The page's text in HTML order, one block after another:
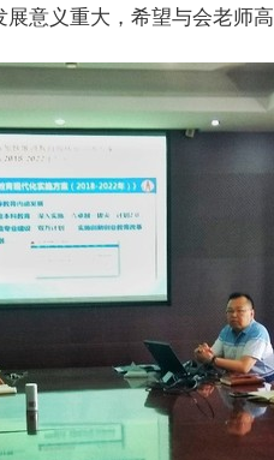
意义重大，希望与会老师